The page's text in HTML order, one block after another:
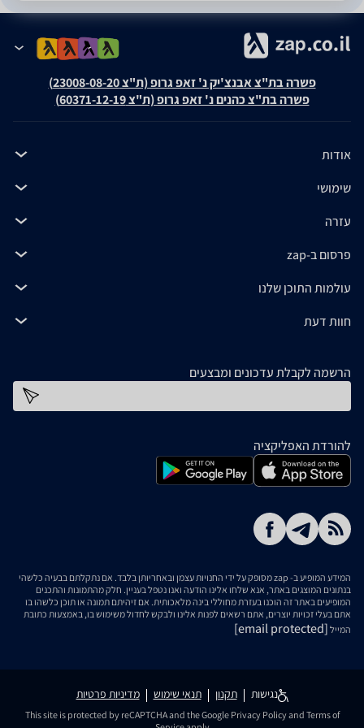
פשרה בת"צ אבנצ'יק נ' זאפ גרופ (ת"צ 23008-08-20)
פשרה בת"צ כהנים נ' זאפ גרופ (ת"צ 60371-12-19)
אודות
שימושי
עזרה
פרסום ב-zap
עולמות התוכן שלנו
חוות דעת
הרשמה לקבלת עדכונים ומבצעים
להורדת האפליקציה
המידע המופיע ב- zap מסופק על ידי החנויות עצמן ובאחריותן בלבד. אם נתקלתם בבעיה כלשהי
בנתונים המוצגים באתר, אנא שלחו אלינו הודעה ואנו נטפל בעניין. חלק מהתמונות והתכנים
המופיעים באתר זה הוכנו בעזרת מחוללי בינה מלאכותית. אם זיהיתם תמונה או תוכן כלשהו בו
אתם בעלי זכויות יוצרים, אתם רשאים לפנות אלינו ולבקש לחדול משימוש בו, באמצעות כתובת
המייל [email protected]
נגישות תקנון תנאי שימוש מדיניות פרטיות
This site is protected by reCAPTCHA and the Google Privacy Policyand Terms of